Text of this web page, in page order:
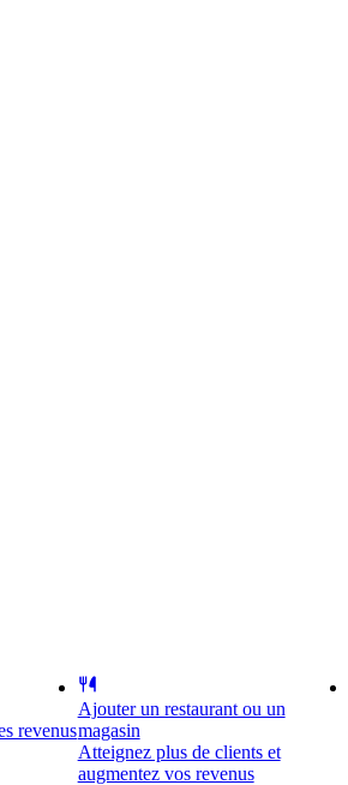
revenus
Ajouter un restaurant ou un
magasin
Atteignez plus de clients et
augmentez vos revenus